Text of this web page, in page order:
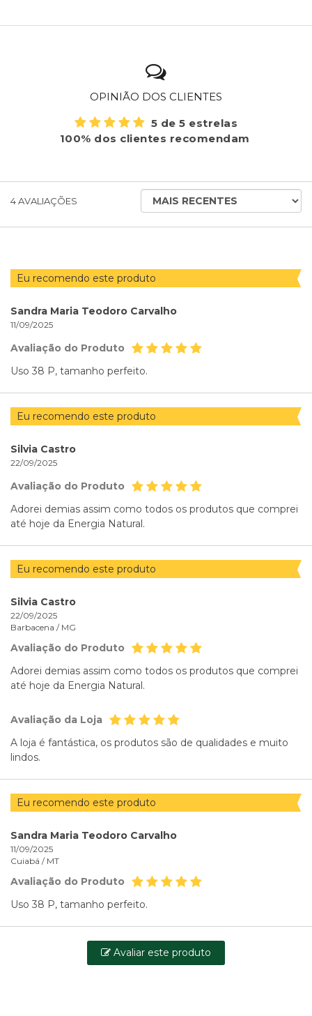
OPINIÃO DOS CLIENTES
5 de 5 estrelas
100% dos clientes recomendam
4AVALIAÇÕES
ORDENAR
AVALIAÇÕES
Eu recomendo este produto
Sandra Maria Teodoro Carvalho
11/09/2025
Avaliação do Produto
Uso 38 P, tamanho perfeito.
Eu recomendo este produto
Silvia Castro
22/09/2025
Avaliação do Produto
Adorei demias assim como todos os produtos que comprei
até hoje da Energia Natural.
Eu recomendo este produto
Silvia Castro
22/09/2025
Barbacena / MG
Avaliação do Produto
Adorei demias assim como todos os produtos que comprei
até hoje da Energia Natural.
Avaliação da Loja
A loja é fantástica, os produtos são de qualidades e muito
lindos.
Eu recomendo este produto
Sandra Maria Teodoro Carvalho
11/09/2025
Cuiabá / MT
Avaliação do Produto
Uso 38 P, tamanho perfeito.
Avaliar este produto